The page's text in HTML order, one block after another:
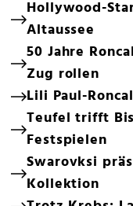
Hollywood-
Altaussee
50 Jahre
Zug rollen
Lili Paul-
Teufel trifft
Festspielen
Swarovksi
Kollektion